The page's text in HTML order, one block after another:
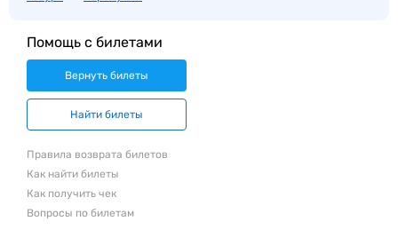
Помощь с билетами
Вернуть билеты
Найти билеты
Правила возврата билетов
Как найти билеты
Как получить чек
Вопросы по билетам